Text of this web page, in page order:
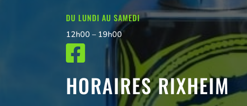
DU LUNDI AU SAMEDI
12h00 – 19h00

HORAIRES RIXHEIM